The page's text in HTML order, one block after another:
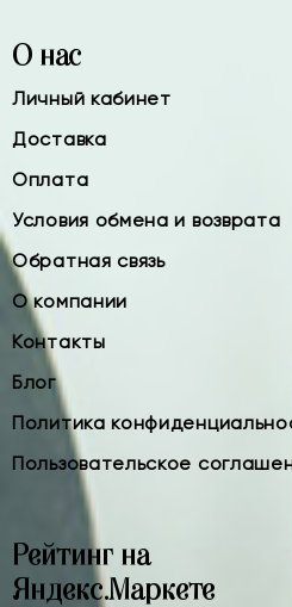
О нас
Личный кабинет
Доставка
Оплата
Условия обмена и возврата
Обратная связь
О компании
Контакты
Блог
Политика
Пользовательское
Рейтинг на
Яндекс.Маркете